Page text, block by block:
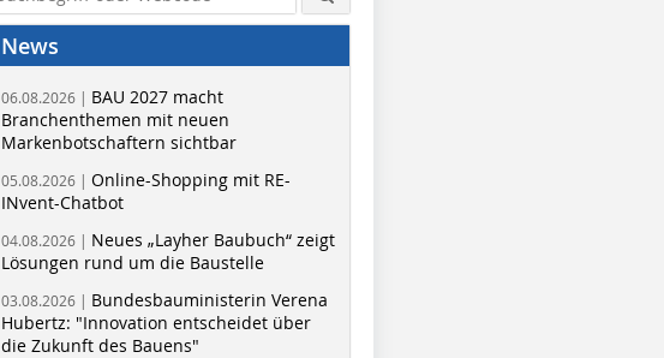
News
06.08.2026 | BAU 2027 macht
Branchenthemen mit neuen
Markenbotschaftern sichtbar
05.08.2026 | Online-Shopping mit RE-
INvent-Chatbot
04.08.2026 | Neues „Layher Baubuch“ zeigt
Lösungen rund um die Baustelle
03.08.2026 | Bundesbauministerin Verena
Hubertz: "Innovation entscheidet über
die Zukunft des Bauens"